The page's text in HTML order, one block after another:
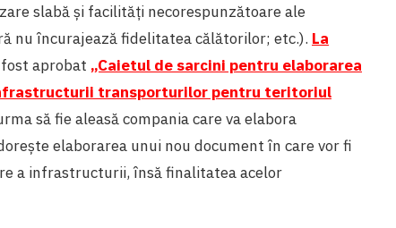
slabă și facilități necorespunzătoare ale
nu încurajează fidelitatea călătorilor; etc.). La
aprobat „Caietul de sarcini pentru elaborarea
transporturilor pentru teritoriul
să fie aleasă compania care va elabora
elaborarea unui nou document în care vor fi
a infrastructurii, însă finalitatea acelor